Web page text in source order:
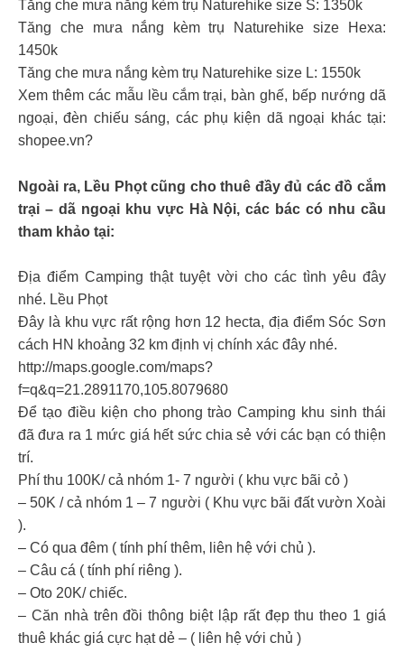
Tăng che mưa nắng kèm trụ Naturehike size S: 1350k
Tăng che mưa nắng kèm trụ Naturehike size Hexa:
1450k
Tăng che mưa nắng kèm trụ Naturehike size L: 1550k
Xem thêm các mẫu lều cắm trại, bàn ghế, bếp nướng dã
ngoại, đèn chiếu sáng, các phụ kiện dã ngoại khác tại:
shopee.vn?
Ngoài ra, Lều Phọt cũng cho thuê đầy đủ các đồ cắm
trại – dã ngoại khu vực Hà Nội, các bác có nhu cầu
tham khảo tại:
Địa điểm Camping thật tuyệt vời cho các tình yêu đây
nhé. Lều Phọt
Đây là khu vực rất rộng hơn 12 hecta, địa điểm Sóc Sơn
cách HN khoảng 32 km định vị chính xác đây nhé.
http://maps.google.com/maps?
f=q&q=21.2891170,105.8079680
Để tạo điều kiện cho phong trào Camping khu sinh thái
đã đưa ra 1 mức giá hết sức chia sẻ với các bạn có thiện
trí.
Phí thu 100K/ cả nhóm 1- 7 người ( khu vực bãi cỏ )
– 50K / cả nhóm 1 – 7 người ( Khu vực bãi đất vườn Xoài
).
– Có qua đêm ( tính phí thêm, liên hệ với chủ ).
– Câu cá ( tính phí riêng ).
– Oto 20K/ chiếc.
– Căn nhà trên đồi thông biệt lập rất đẹp thu theo 1 giá
thuê khác giá cực hạt dẻ – ( liên hệ với chủ )